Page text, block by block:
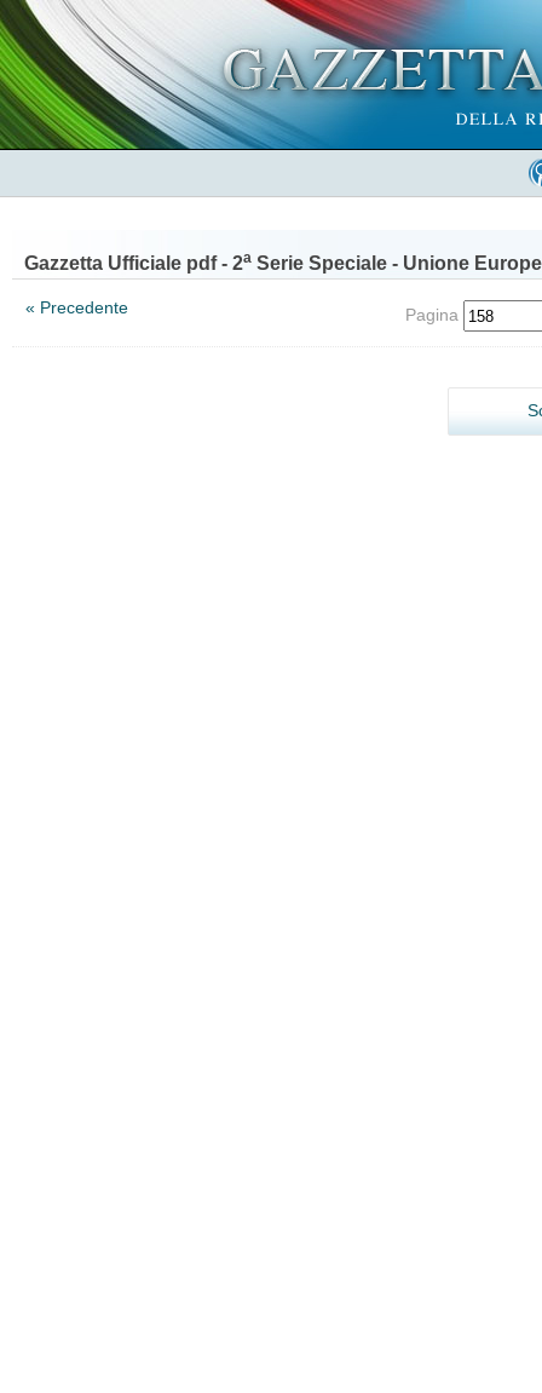
Gazzetta Ufficiale pdf - 2a Serie Speciale - Unione
« Precedente Pagina